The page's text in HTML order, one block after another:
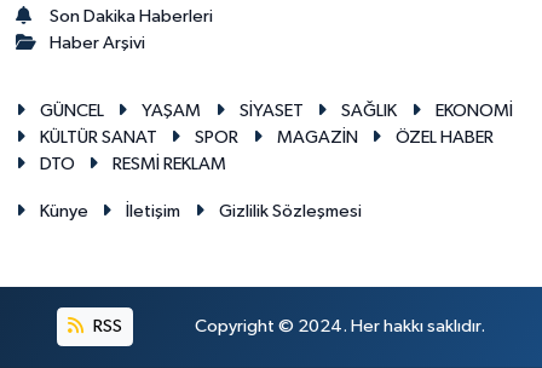
Son Dakika Haberleri
Haber Arşivi
GÜNCEL YAŞAM SİYASET SAĞLIK
EKONOMİ
KÜLTÜR SANAT
SPOR MAGAZİN
ÖZEL HABER
DTO
RESMİ REKLAM
Künye İletişim Gizlilik Sözleşmesi
RSS Copyright © 2024. Her hakkı saklıdır.